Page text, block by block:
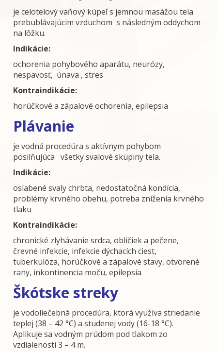
je celotelový vaňový kúpeľ s jemnou masážou tela
prebublávajúcim vzduchom s následným oddychom
na lôžku.
Indikácie:
ochorenia pohybového aparátu, neurózy,
nespavosť, únava , stres
Kontraindikácie:
horúčkové a zápalové ochorenia, epilepsia
Plávanie
je vodná procedúra s aktívnym pohybom
posilňujúca všetky svalové skupiny tela.
Indikácie:
oslabené svaly chrbta, nedostatočná kondícia,
problémy krvného obehu, potreba zníženia krvného
tlaku
Kontraindikácie:
chronické zlyhávanie srdca, obličiek a pečene,
črevné infekcie, infekcie dýchacích ciest,
tuberkulóza, horúčkové a zápalové stavy, otvorené
rany, inkontinencia moču, epilepsia
Škótske streky
je vodoliečebná procedúra, ktorá využíva striedanie
teplej (38 – 42 °C) a studenej vody (16-18 °C).
Aplikuje sa vodným prúdom pod tlakom zo
vzdialenosti 3 – 4 m.